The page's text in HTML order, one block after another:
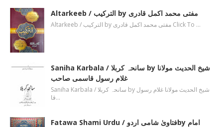
Altarkeeb / الترکیب by مفتی محمد اکمل قادری
Altarkeeb / الترکیب by مفتی محمد اکمل قادری Click To …
Saniha Karbala / سانحہ کربلا by شیخ الحدیث مولانا
غلام رسول قاسمی صاحب
Saniha Karbala / سانحہ کربلا by شیخ الحدیث مولانا غلام رسول
قا…
Fatawa Shami Urdu / فتاویٰ شامی اردوby امام